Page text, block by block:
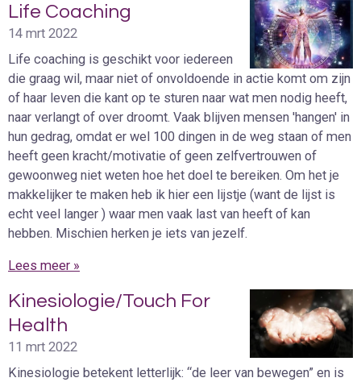
Life Coaching
14 mrt 2022
Life coaching is geschikt voor iedereen
die graag wil, maar niet of onvoldoende in actie komt om zijn
of haar leven die kant op te sturen naar wat men nodig heeft,
naar verlangt of over droomt. Vaak blijven mensen 'hangen' in
hun gedrag, omdat er wel 100 dingen in de weg staan of men
heeft geen kracht/motivatie of geen zelfvertrouwen of
gewoonweg niet weten hoe het doel te bereiken. Om het je
makkelijker te maken heb ik hier een lijstje (want de lijst is
echt veel langer ) waar men vaak last van heeft of kan
hebben. Mischien herken je iets van jezelf.
Lees meer »
Kinesiologie/Touch For
Health
11 mrt 2022
Kinesiologie betekent letterlijk: “de leer van bewegen” en is